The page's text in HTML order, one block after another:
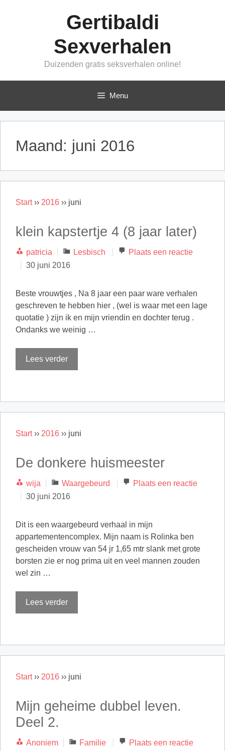
Gertibaldi
Sexverhalen
Duizenden gratis seksverhalen online!
Menu
Maand: juni 2016
Start›› 2016 ›› juni
klein kapstertje 4 (8 jaar later)
patricia Categorieën
Lesbisch
Plaats een reactie
30 juni 2016
Beste vrouwtjes , Na 8 jaar een paar ware verhalen
geschreven te hebben hier , (wel is waar met een lage
quotatie ) zijn ik en mijn vriendin en dochter terug .
Ondanks we weinig …
Lees verder
Start›› 2016 ›› juni
De donkere huismeester
wija Categorieën
Waargebeurd
Plaats een reactie
30 juni 2016
Dit is een waargebeurd verhaal in mijn
appartementencomplex. Mijn naam is Rolinka ben
gescheiden vrouw van 54 jr 1,65 mtr slank met grote
borsten zie er nog prima uit en veel mannen zouden
wel zin …
Lees verder
Start›› 2016 ›› juni
Mijn geheime dubbel leven.
Deel 2.
Anoniem Categorieën
Familie
Plaats een reactie